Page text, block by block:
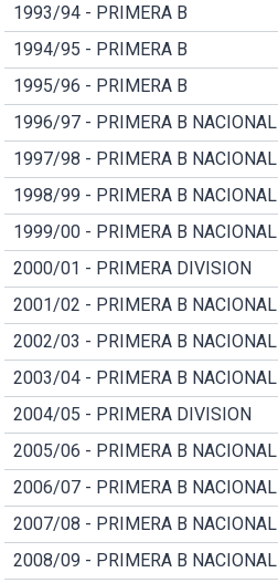
1993/94 - PRIMERA B
1994/95 - PRIMERA B
1995/96 - PRIMERA B
1996/97 - PRIMERA B NACIONAL
1997/98 - PRIMERA B NACIONAL
1998/99 - PRIMERA B NACIONAL
1999/00 - PRIMERA B NACIONAL
2000/01 - PRIMERA DIVISION
2001/02 - PRIMERA B NACIONAL
2002/03 - PRIMERA B NACIONAL
2003/04 - PRIMERA B NACIONAL
2004/05 - PRIMERA DIVISION
2005/06 - PRIMERA B NACIONAL
2006/07 - PRIMERA B NACIONAL
2007/08 - PRIMERA B NACIONAL
2008/09 - PRIMERA B NACIONAL